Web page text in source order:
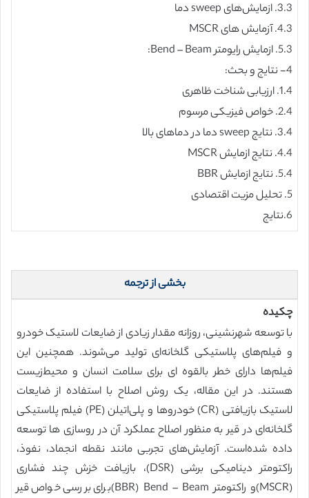
3.3. ازمایش‌های sweep دما
4.3. آزمایش های MSCR
5.3. ازمایش رایومتر Bend – Beam:
4- نتایج و بحث:
1.4. ارزیابی شناخت ظاهری
2.4. خواص فیزیکی مرسوم
3.4. نتایج sweep دما در دماهای بالا
4.4. نتایج ازمایش MSCR
5.4. نتایج ازمایش BBR
5. تحلیل مزیت اقتصادی
6.نتایج
بخشی از ترجمه
چکیده
با توسعه شهرنشینی، روزانه مقدار زیادی از ضایعات لاستیک خودرو
و فیلم‌های پلاستیکی گلخانه‌ای تولید می‌شوند. همچنین این
فیلم‌ها دارای خطر بالقوه ای برای سلامت انسان و محیط‌زیست
هستند. در این مقاله، یک روش اصلاح با استفاده از ضایعات
لاستیک بازیافتی (‏CR) ‏خودروها و پلی‌اتیلن (‏PE)‏ فیلم پلاستیکی
گلخانه‌ای در قیر به منظور اصلاح عملکرد آن در روسازی ها توسعه
داده شده‌است. آزمایش‌های تجربی مانند نقطه انجماد، نفوذ،
راکتومتر دینامیکی برشی (‏DSR)‏، بازیافت خزش چند فشاری
(‏MSCR)‏و راکتومتر Bend – Beam (‏BBR)‏برای بررسی خواص قیر